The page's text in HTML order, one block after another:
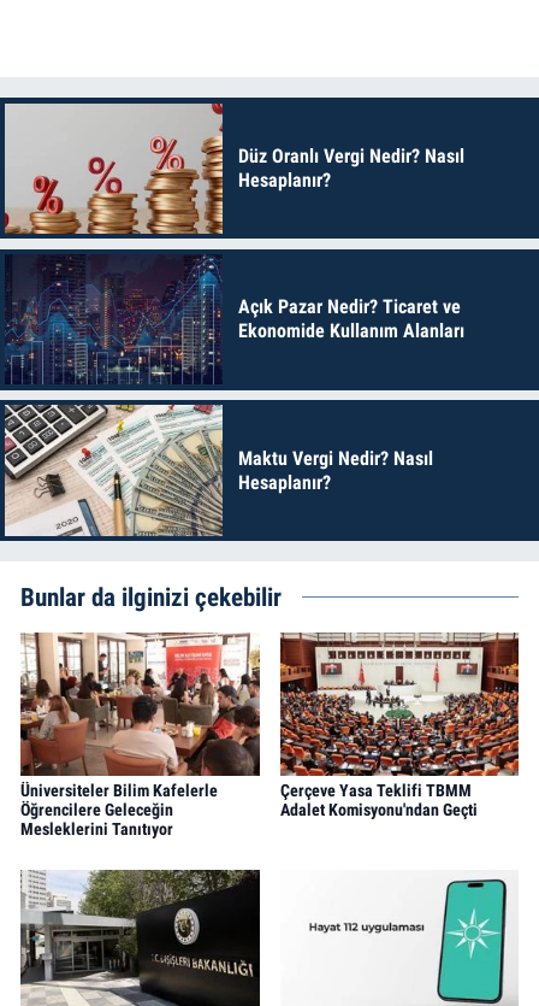
Düz Oranlı Vergi Nedir? Nasıl
Hesaplanır?
Açık Pazar Nedir? Ticaret ve
Ekonomide Kullanım Alanları
Maktu Vergi Nedir? Nasıl
Hesaplanır?
Bunlar da ilginizi çekebilir
Üniversiteler Bilim Kafelerle
Öğrencilere Geleceğin
Mesleklerini Tanıtıyor
Çerçeve Yasa Teklifi TBMM
Adalet Komisyonu'ndan Geçti